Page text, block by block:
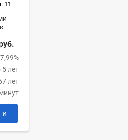
11
5 лет
лет